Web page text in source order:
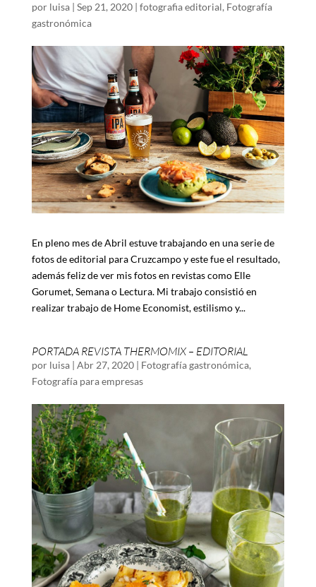
por luisa| Sep 21, 2020| fotografia editorial, Fotografía
gastronómica
En pleno mes de Abril estuve trabajando en una serie de
fotos de editorial para Cruzcampo y este fue el resultado,
además feliz de ver mis fotos en revistas como Elle
Gorumet, Semana o Lectura. Mi trabajo consistió en
realizar trabajo de Home Economist, estilismo y...
PORTADA REVISTA THERMOMIX – EDITORIAL
por luisa| Abr 27, 2020| Fotografía gastronómica,
Fotografía para empresas